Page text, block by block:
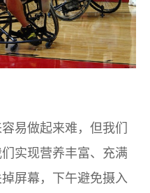
易做起来难，但我们
实现营养丰富、充满
屏幕，下午避免摄入